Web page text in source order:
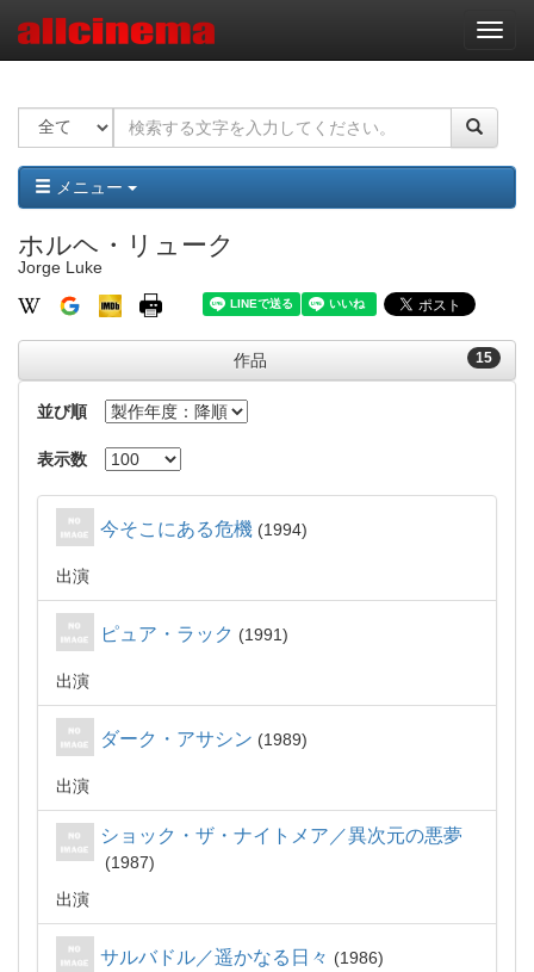
ナ
ビ
ー
ョ
ン
メニュー
ホルヘ・リューク
Jorge Luke
15
作品
並び順
表示数
今そこにある危機 1994
出演
ピュア・ラック 1991
出演
ダーク・アサシン 1989
出演
ショック・ザ・ナイトメア／異次元の悪夢
1987
出演
サルバドル／遥かなる日々 1986